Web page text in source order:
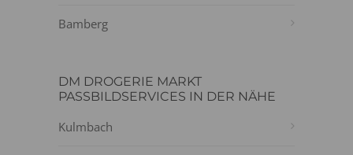
Bamberg
DM DROGERIE MARKT
PASSBILDSERVICES IN DER NÄHE
Kulmbach